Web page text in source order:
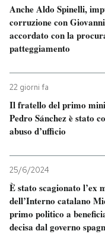
Anche Aldo Spinelli,
corruzione con
accordato con la
patteggiamento
22 giorni fa
Il fratello del primo
Pedro Sánchez è stato
abuso d’ufficio
25/6/2024
È stato scagionato l’ex
dell’Interno catalano
primo politico a
decisa dal governo